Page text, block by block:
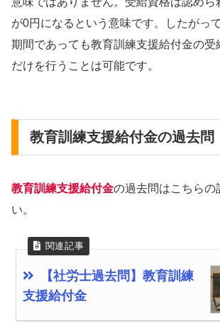
が0円になるという意味です。したがっ
期間であっても教育訓練支援給付金の受
だけを行うことは可能です。
教育訓練支援給付金の過去問
教育訓練支援給付金の過去問はこちらの
い。
【社労士過去問】教育訓練
支援給付金